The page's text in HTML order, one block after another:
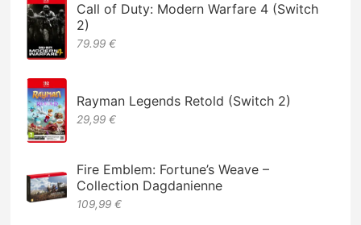
Call of Duty: Modern Warfare 4 (Switch
2)
79.99 €
Rayman Legends Retold (Switch 2)
29,99 €
Fire Emblem: Fortune’s Weave –
Collection Dagdanienne
109,99 €